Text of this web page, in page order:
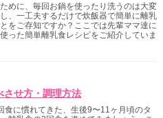
めに、毎回お鍋を使ったり洗うのは大変
、一工夫するだけで炊飯器で簡単に離乳
をご存知ですか？ここでは先輩ママ達に
った簡単離乳食レシピをご紹介していま
させ方・調理方法
食に慣れてきた、生後9〜11ヶ月頃のタ